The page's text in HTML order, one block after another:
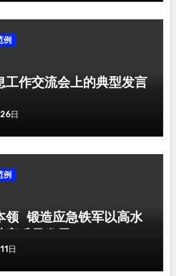
例
工作交流会上的典型发言
日
例
领 锻造应急铁军以高水
日